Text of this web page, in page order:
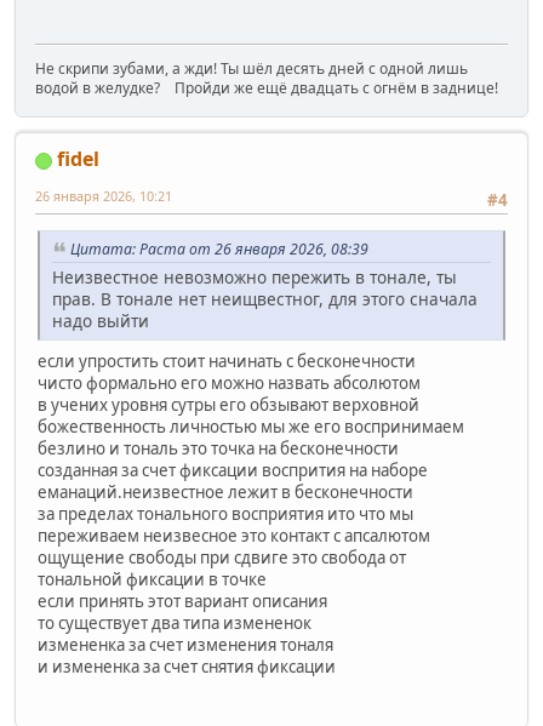
Не скрипи зубами, а жди! Ты шёл десять дней с одной лишь
водой в желудке? Пройди же ещё двадцать с огнём в заднице!
fidel
#4
26 января 2026, 10:21
Цитата: Раста от 26 января 2026, 08:39
Неизвестное невозможно пережить в тонале, ты
прав. В тонале нет неищвестног, для этого сначала
надо выйти
если упростить стоит начинать с бесконечности
чисто формально его можно назвать абсолютом
в учених уровня сутры его обзывают верховной
божественность личностью мы же его воспринимаем
безлино и тональ это точка на бесконечности
созданная за счет фиксации воспрития на наборе
еманаций.неизвестное лежит в бесконечности
за пределах тонального восприятия ито что мы
переживаем неизвесное это контакт с апсалютом
ощущение свободы при сдвиге это свобода от
тональной фиксации в точке
если принять этот вариант описания
то существует два типа измененок
измененка за счет изменения тоналя
и измененка за счет снятия фиксации